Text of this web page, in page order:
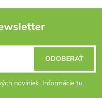
noviniek. Informácie tu.
ODOBERAŤ